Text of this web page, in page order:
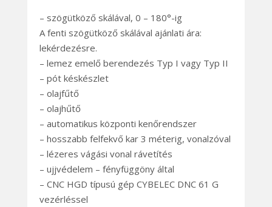
– szögütköző skálával, 0 – 180°-ig
A fenti szögütköző skálával ajánlati ára:
lekérdezésre.
– lemez emelő berendezés Typ I vagy Typ II
– pót késkészlet
– olajfűtő
– olajhűtő
– automatikus központi kenőrendszer
– hosszabb felfekvő kar 3 méterig, vonalzóval
– lézeres vágási vonal rávetítés
– ujjvédelem – fényfüggöny által
– CNC HGD típusú gép CYBELEC DNC 61 G
vezérléssel